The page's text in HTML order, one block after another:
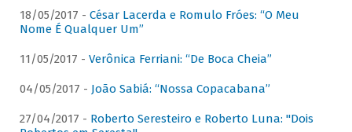
18/05/2017 - César Lacerda e Romulo Fróes: “O Meu
Nome É Qualquer Um”
11/05/2017 - Verônica Ferriani: “De Boca Cheia”
04/05/2017 - João Sabiá: “Nossa Copacabana”
27/04/2017 - Roberto Seresteiro e Roberto Luna: "Dois